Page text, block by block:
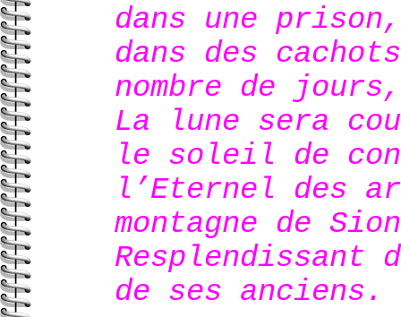
dans une
dans des
nombre de
La lune sera
le soleil de
l’Eternel des
montagne de
Resplendissant
de ses anciens.